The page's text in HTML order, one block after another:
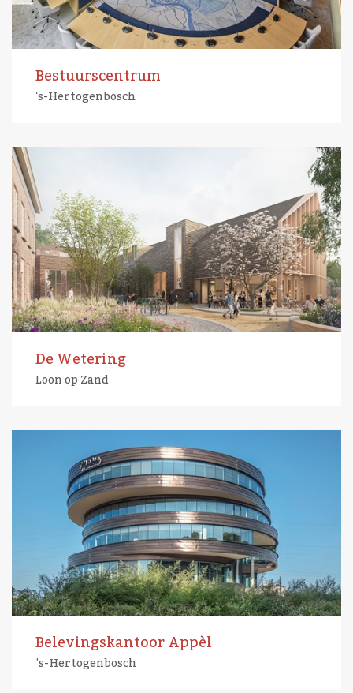
Bestuurscentrum
's-Hertogenbosch
De Wetering
Loon op Zand
Belevingskantoor Appèl
’s-Hertogenbosch